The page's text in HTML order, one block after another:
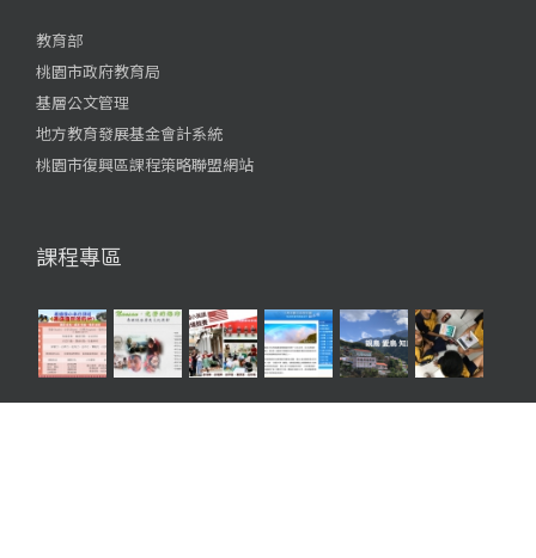
教育部
桃園市政府教育局
基層公文管理
地方教育發展基金會計系統
桃園市復興區課程策略聯盟網站
課程專區